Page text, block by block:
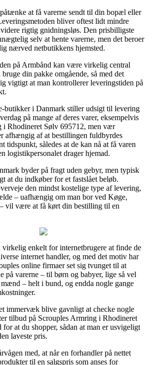
at få varerne sendt til din bopæl eller
bliver oftest lidt mindre
rigtig gnidningsløs. Den prisbilligste
selv at hente varerne, men det beroer
nærved netbutikkens hjemsted.
på Armbånd kan være virkelig central
din pakke omgående, så med det
vigtigt at man kontrollerer leveringstiden på
butikker i Danmark stiller udsigt til levering
på mange af deres varer, eksempelvis
i Rhodineret Sølv 695712, men vær
afhængig af at bestillingen fuldbyrdes
tidspunkt, således at de kan nå at få varen
logistikpersonalet drager hjemad.
byder på fragt uden gebyr, men typisk
at du indkøber for et fastslået beløb.
den mindst kostelige type af levering,
– uafhængig om man bor ved Køge,
vil være at få kørt din bestilling til en
virkelig enkelt for internetbrugere at finde de
internet handler, og med det motiv har
online firmaer set sig tvunget til at
på varerne – til børn og babyer, lige så vel
– helt i bund, og endda nogle gange
immervæk blive gavnligt at checke nogle
tilbud på Scrouples Armring i Rhodineret
at du shopper, sådan at man er usvigeligt
laveste pris.
med, at når en forhandler på nettet
til en salgspris som anses for